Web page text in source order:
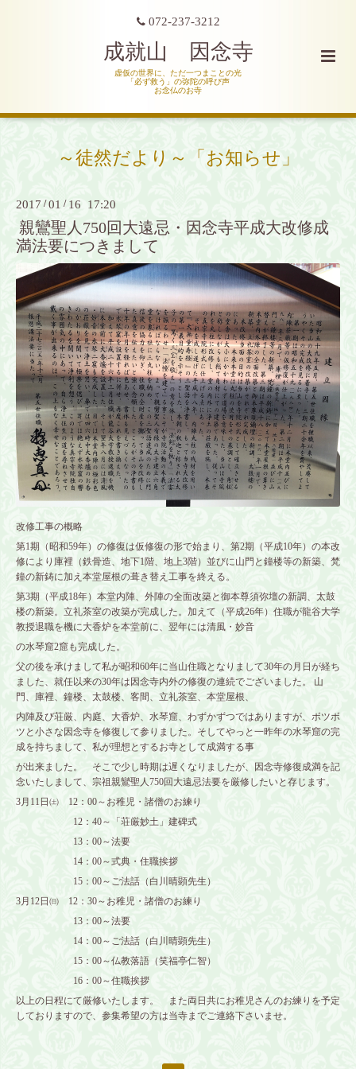
072-237-3212
成就山 因念寺
虚仮の世界に、ただ一つまことの光
「必ず救う」の弥陀の呼び声
お念仏のお寺
～徒然だより～「お知らせ」
2017 /01 / 16 17:20
親鸞聖人750回大遠忌・因念寺平成大改修成
満法要につきまして
改修工事の概略
第1期（昭和59年）の修復は仮修復の形で始まり、第2期（平成10年）の本改
修により庫裡（鉄骨造、地下1階、地上3階）並びに山門と鐘楼等の新築、梵
鐘の新鋳に加え本堂屋根の葺き替え工事を終える。
第3期（平成18年）本堂内陣、外陣の全面改築と御本尊須弥壇の新調、太鼓
楼の新築。立礼茶室の改築が完成した。加えて（平成26年）住職が龍谷大学
教授退職を機に大香炉を本堂前に、翌年には清風・妙音
の水琴窟2窟も完成した。
父の後を承けまして私が昭和60年に当山住職となりまして30年の月日が経ち
ました、就任以来の30年は因念寺内外の修復の連続でございました。 山
門、庫裡、鐘楼、太鼓楼、客間、立礼茶室、本堂屋根、
内陣及び荘厳、内庭、大香炉、水琴窟、わずかずつではありますが、ボツボ
ツと小さな因念寺を修復して参りました。そしてやっと一昨年の水琴窟の完
成を持ちまして、私が理想とするお寺として成満する事
が出来ました。 そこで少し時期は遅くなりましたが、因念寺修復成満を記
念いたしまして、宗祖親鸞聖人750回大遠忌法要を厳修したいと存じます。
3月11日㈯ 12：00～お稚児・諸僧のお練り
12：40～「荘厳妙土」建碑式
13：00～法要
14：00～式典・住職挨拶
15：00～ご法話（白川晴顕先生）
3月12日㈰ 12：30～お稚児・諸僧のお練り
13：00～法要
14：00～ご法話（白川晴顕先生）
15：00～仏教落語（笑福亭仁智）
16：00～住職挨拶
以上の日程にて厳修いたします。 また両日共にお稚児さんのお練りを予定
しておりますので、参集希望の方は当寺までご連絡下さいませ。